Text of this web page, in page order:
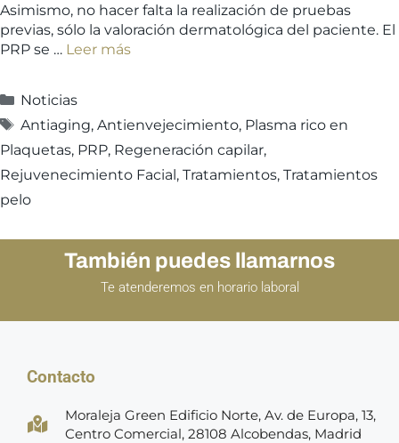
Asimismo, no hacer falta la realización de pruebas
previas, sólo la valoración dermatológica del paciente. El
PRP se … Leer más
Noticias
Antiaging, Antienvejecimiento, Plasma rico en
Plaquetas, PRP, Regeneración capilar,
Rejuvenecimiento Facial, Tratamientos, Tratamientos
pelo
También puedes llamarnos
Te atenderemos en horario laboral
Contacto
Moraleja Green Edificio Norte, Av. de Europa, 13,
Centro Comercial, 28108 Alcobendas, Madrid